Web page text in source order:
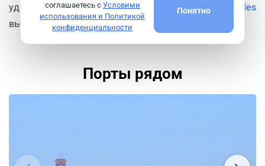
удобный сервис по поиску авиабилетов
Aviasales
выручит в любой момент.
Порты рядом
соглашаетесь с Условими
использования и Политикой
конфиденциальности
Понятно